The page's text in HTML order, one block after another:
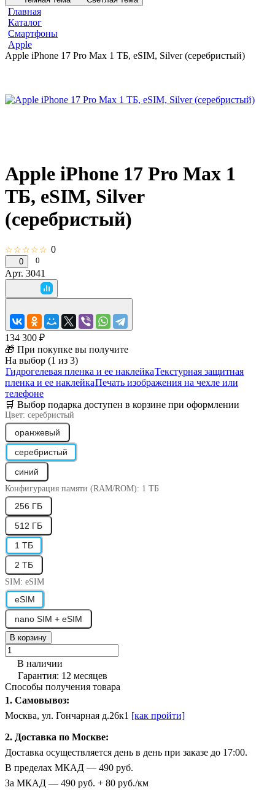
Главная
Каталог
Смартфоны
Apple
Apple iPhone 17 Pro Max 1 ТБ, eSIM, Silver (серебристый)
Apple iPhone 17 Pro Max 1
ТБ, eSIM, Silver
(серебристый)
☆☆☆☆☆ 0
0 0
Арт. 3041
134 300 ₽
🎁 При покупке вы получите
На выбор (1 из 3)
Гидрогелевая пленка и ее наклейкаТекстурная защитная
пленка и ее наклейкаПечать изображения на чехле или
телефоне
🛒 Выбор подарка доступен в корзине при оформлении
Цвет: серебристый
оранжевый
серебристый
синий
Конфигурация памяти (RAM/ROM): 1 ТБ
256 ГБ
512 ГБ
1 ТБ
2 ТБ
SIM: eSIM
eSIM
nano SIM + eSIM
В корзину
В наличии
Гарантия: 12 месяцев
Способы получения товара
1. Самовывоз:
Москва, ул. Гончарная д.26к1 [как пройти]
2. Доставка по Москве:
Доставка осуществляется день в день при заказе до 17:00.
В пределах МКАД — 490 руб.
За МКАД — 490 руб. + 80 руб./км